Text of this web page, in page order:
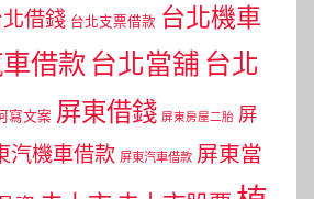
北借錢 台北支票借款 台北機車
借款 台北當舖 台北
寫文案 屏東借錢 屏東房屋二胎 屏
汽機車借款 屏東汽車借款 屏東當